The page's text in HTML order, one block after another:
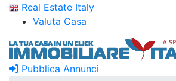
Real Estate Italy
Valuta Casa
Pubblica Annunci